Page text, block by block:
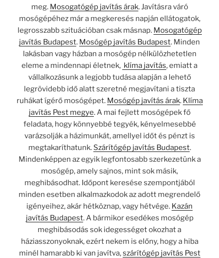
meg. Mosogatógép javítás árak. Javításra váró
mosógépéhez már a megkeresés napján ellátogatok,
legrosszabb szituációban csak másnap. Mosogatógép
javítás Budapest. Mosógép javítás Budapest. Minden
lakásban vagy házban a mosógép nélkülözhetetlen
eleme a mindennapi életnek, klíma javítás, emiatt a
vállalkozásunk a legjobb tudása alapján a lehető
legrövidebb idő alatt szeretné megjavítani a tiszta
ruhákat ígérő mosógépet. Mosógép javítás árak. Klíma
javítás Pest megye. A mai fejlett mosógépek fő
feladata, hogy könnyebbé tegyék, kényelmesebbé
varázsolják a házimunkát, amellyel időt és pénzt is
megtakaríthatunk. Szárítógép javítás Budapest.
Mindenképpen az egyik legfontosabb szerkezetünk a
mosógép, amely sajnos, mint sok másik,
meghibásodhat. Időpont keresése szempontjából
minden esetben alkalmazkodok az adott megrendelő
igényeihez, akár hétköznap, vagy hétvége. Kazán
javítás Budapest. A bármikor esedékes mosógép
meghibásodás sok idegességet okozhat a
háziasszonyoknak, ezért nekem is előny, hogy a hiba
minél hamarabb ki van javítva,szárítógép javítás Pest